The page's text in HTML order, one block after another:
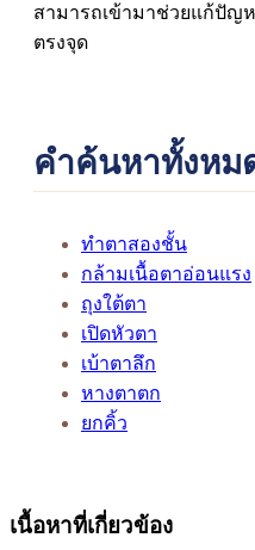
สามารถเข้ามาช่วยแก้ปัญ
ตรงจุด
คำค้นหาทั้งหม
ทำตาสองชั้น
กล้ามเนื้อตาอ่อนแรง
ถุงใต้ตา
เปิดหัวตา
เบ้าตาลึก
หางตาตก
ยกคิ้ว
เนื้อหาที่เกี่ยวข้อง